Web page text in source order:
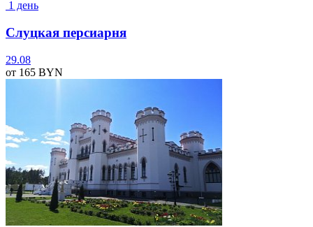
1 день
Слуцкая персиарня
29.08
от 165 BYN